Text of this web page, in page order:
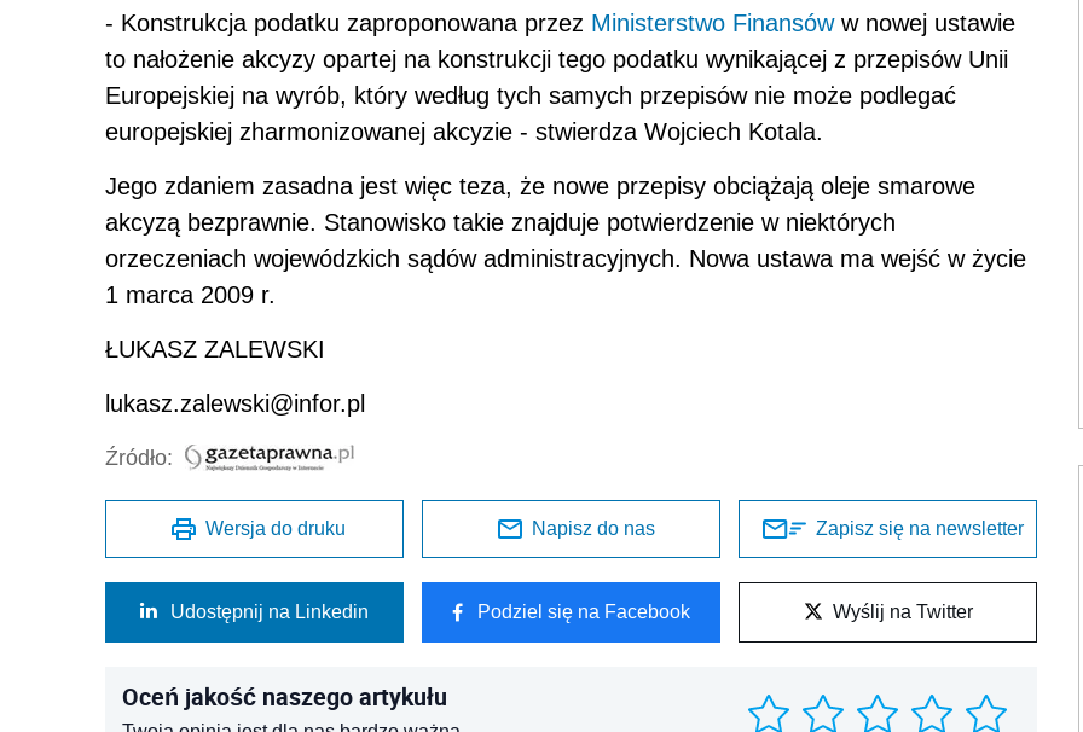
- Konstrukcja podatku zaproponowana przez Ministerstwo Finansóww nowej ustawie
to nałożenie akcyzy opartej na konstrukcji tego podatku wynikającej z przepisów Unii
Europejskiej na wyrób, który według tych samych przepisów nie może podlegać
europejskiej zharmonizowanej akcyzie - stwierdza Wojciech Kotala.
Jego zdaniem zasadna jest więc teza, że nowe przepisy obciążają oleje smarowe
akcyzą bezprawnie. Stanowisko takie znajduje potwierdzenie w niektórych
orzeczeniach wojewódzkich sądów administracyjnych. Nowa ustawa ma wejść w życie
1 marca 2009 r.
ŁUKASZ ZALEWSKI
lukasz.zalewski@infor.pl
Źródło:
Wersja do druku Napisz do nas Zapisz się na newsletter
Udostępnij na Linkedin Podziel się na Facebook Wyślij na Twitter
Oceń jakość naszego artykułu